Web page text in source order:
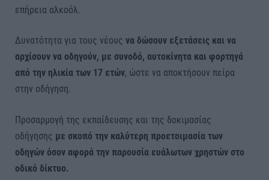
επήρεια αλκοόλ.
Δυνατότητα για τους νέους να δώσουν εξετάσεις και να
αρχίσουν να οδηγούν, με συνοδό, αυτοκίνητα και φορτηγά
από την ηλικία των 17 ετών, ώστε να αποκτήσουν πείρα
στην οδήγηση.
Προσαρμογή της εκπαίδευσης και της δοκιμασίας
οδήγησης με σκοπό την καλύτερη προετοιμασία των
οδηγών όσον αφορά την παρουσία ευάλωτων χρηστών στο
οδικό δίκτυο.